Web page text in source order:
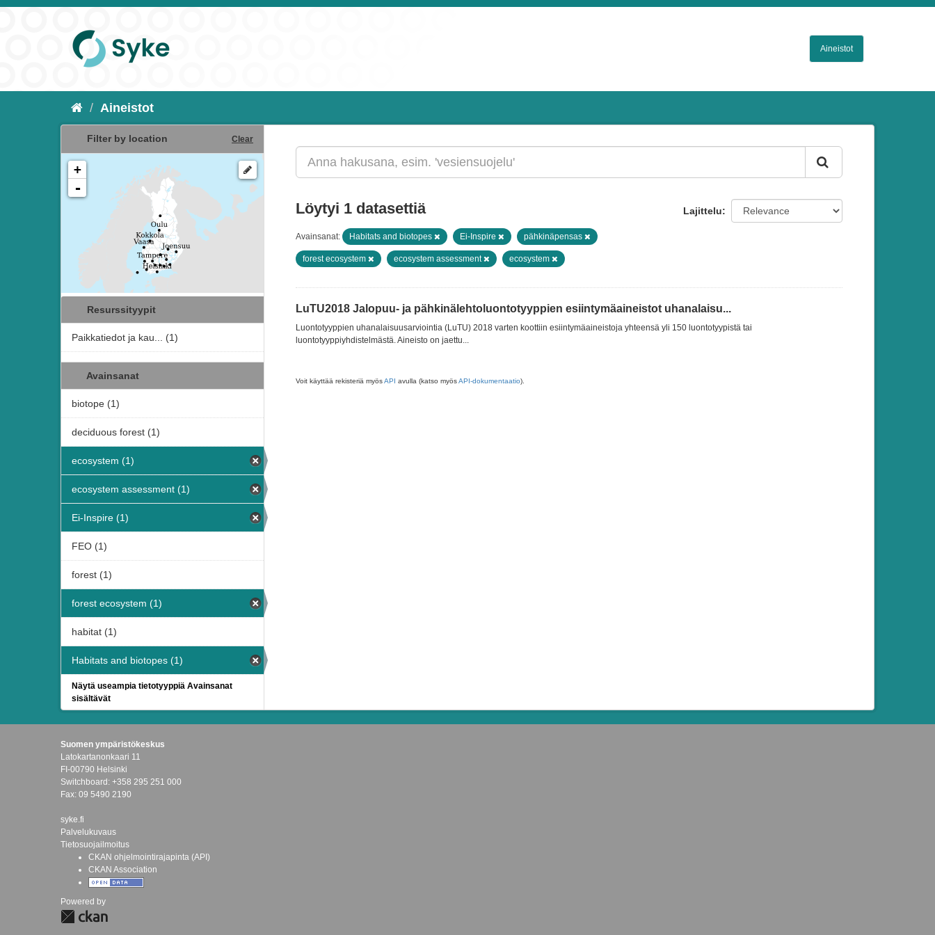
Aineistot
Aineistot
Filter by location Clear
+
-
Resurssityypit
Paikkatiedot ja kau... (1)
Avainsanat
biotope (1)
deciduous forest (1)
ecosystem (1)
ecosystem assessment (1)
Ei-Inspire (1)
FEO (1)
forest (1)
forest ecosystem (1)
habitat (1)
Habitats and biotopes (1)
Näytä useampia tietotyyppiä Avainsanat
sisältävät
Lajittelu
Löytyi 1 datasettiä
Avainsanat: Habitats and biotopes Ei-Inspire pähkinäpensas
forest ecosystem ecosystem assessment ecosystem
LuTU2018 Jalopuu- ja pähkinälehtoluontotyyppien esiintymäaineistot uhanalaisu...
Luontotyyppien uhanalaisuusarviointia (LuTU) 2018 varten koottiin esiintymäaineistoja yhteensä yli 150 luontotyypistä tai
luontotyyppiyhdistelmästä. Aineisto on jaettu...
Voit käyttää rekisteriä myösAPI avulla (katso myösAPI-dokumentaatio).
Suomen ympäristökeskus
Latokartanonkaari 11
FI-00790 Helsinki
Switchboard: +358 295 251 000
Fax: 09 5490 2190
syke.fi
Palvelukuvaus
Tietosuojailmoitus
CKAN ohjelmointirajapinta (API)
CKAN Association
Powered by